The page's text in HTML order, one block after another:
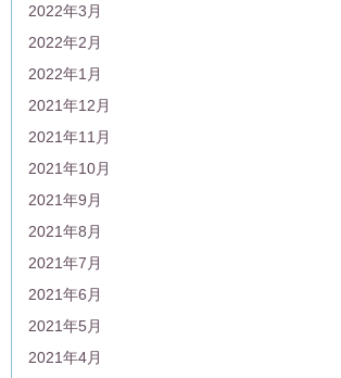
2022年3月
2022年2月
2022年1月
2021年12月
2021年11月
2021年10月
2021年9月
2021年8月
2021年7月
2021年6月
2021年5月
2021年4月